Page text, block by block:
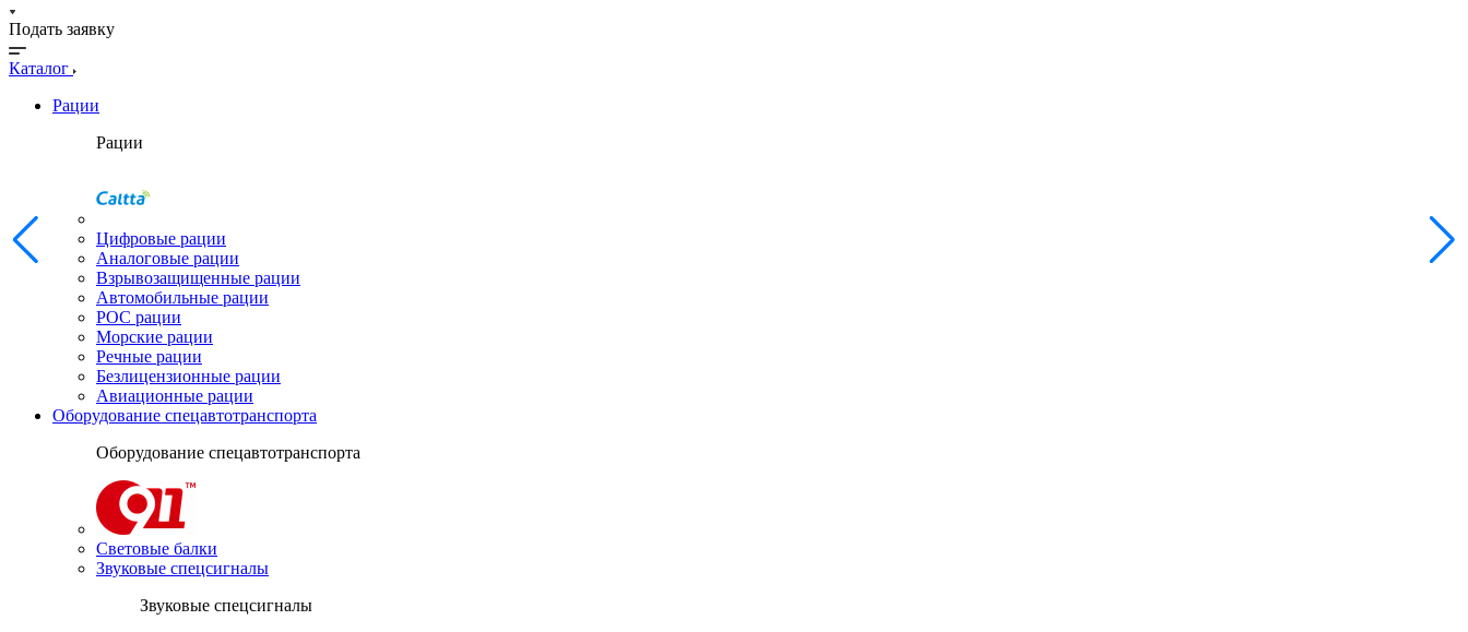
Подать заявку
Каталог
Рации
Рации
Цифровые рации
Аналоговые рации
Взрывозащищенные рации
Автомобильные рации
POC рации
Морские рации
Речные рации
Безлицензионные рации
Авиационные рации
Оборудование спецавтотранспорта
Оборудование спецавтотранспорта
Световые балки
Звуковые спецсигналы
Звуковые спецсигналы